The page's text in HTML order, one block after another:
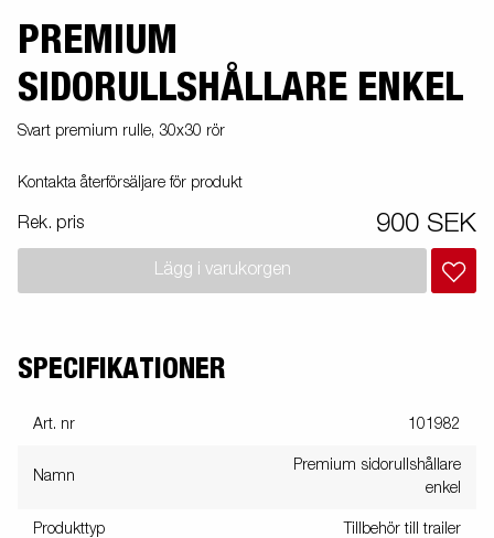
PREMIUM
SIDORULLSHÅLLARE ENKEL
Svart premium rulle, 30x30 rör
Kontakta återförsäljare för produkt
Rek. pris 900 SEK
Lägg i varukorgen
SPECIFIKATIONER
Art. nr 101982
Namn
Premium sidorullshållare
enkel
Produkttyp Tillbehör till trailer